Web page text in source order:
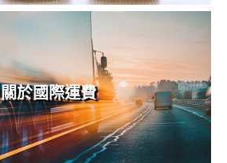
關於國際運費